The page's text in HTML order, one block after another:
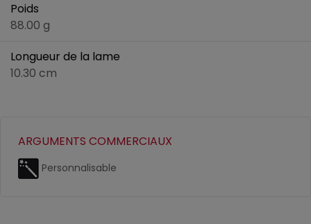
Poids
88.00 g
Longueur de la lame
10.30 cm
ARGUMENTS COMMERCIAUX
Personnalisable